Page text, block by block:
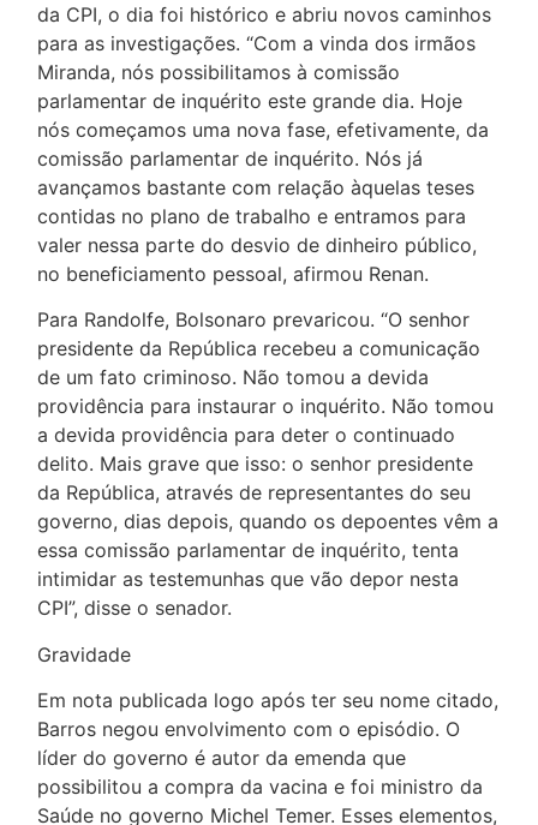
da CPI, o dia foi histórico e abriu novos caminhos
para as investigações. “Com a vinda dos irmãos
Miranda, nós possibilitamos à comissão
parlamentar de inquérito este grande dia. Hoje
nós começamos uma nova fase, efetivamente, da
comissão parlamentar de inquérito. Nós já
avançamos bastante com relação àquelas teses
contidas no plano de trabalho e entramos para
valer nessa parte do desvio de dinheiro público,
no beneficiamento pessoal, afirmou Renan.
Para Randolfe, Bolsonaro prevaricou. “O senhor
presidente da República recebeu a comunicação
de um fato criminoso. Não tomou a devida
providência para instaurar o inquérito. Não tomou
a devida providência para deter o continuado
delito. Mais grave que isso: o senhor presidente
da República, através de representantes do seu
governo, dias depois, quando os depoentes vêm a
essa comissão parlamentar de inquérito, tenta
intimidar as testemunhas que vão depor nesta
CPI”, disse o senador.
Gravidade
Em nota publicada logo após ter seu nome citado,
Barros negou envolvimento com o episódio. O
líder do governo é autor da emenda que
possibilitou a compra da vacina e foi ministro da
Saúde no governo Michel Temer. Esses elementos,